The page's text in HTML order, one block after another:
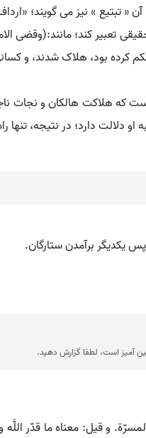
« تبتیع » نیز می گویند؛
تعبیر کند؛
کرده بود، هلاک شدند، و
که هلاکت هالکان و نجات
دلالت دارد؛ در نتیجه، تنها
یکدیگر برآمدن ستارگان.
آمیز است، لطفا گزارش دهید.
و قیل: معناه ما قدّر